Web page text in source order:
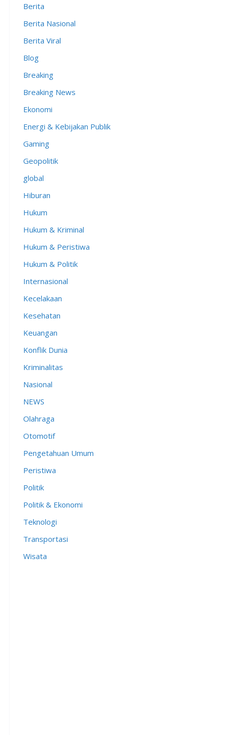
Berita
Berita Nasional
Berita Viral
Blog
Breaking
Breaking News
Ekonomi
Energi & Kebijakan Publik
Gaming
Geopolitik
global
Hiburan
Hukum
Hukum & Kriminal
Hukum & Peristiwa
Hukum & Politik
Internasional
Kecelakaan
Kesehatan
Keuangan
Konflik Dunia
Kriminalitas
Nasional
NEWS
Olahraga
Otomotif
Pengetahuan Umum
Peristiwa
Politik
Politik & Ekonomi
Teknologi
Transportasi
Wisata